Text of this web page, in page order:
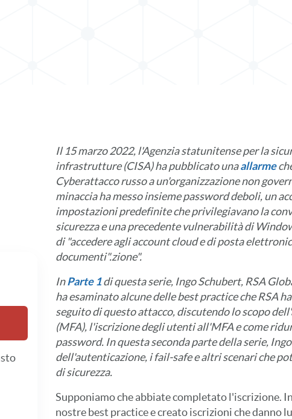
Il 15 marzo 2022, l'Agenzia statunitense per la
infrastrutture (CISA) ha pubblicato unaallarme
Cyberattacco russo a un'organizzazione non
minaccia ha messo insieme password deboli, un
impostazioni predefinite che privilegiavano la
sicurezza e una precedente vulnerabilità di
di "accedere agli account cloud e di posta
documenti".zione".
InParte 1di questa serie, Ingo Schubert, RSA
ha esaminato alcune delle best practice che RSA
seguito di questo attacco, discutendo lo scopo
(MFA), l'iscrizione degli utenti all'MFA e come
password. In questa seconda parte della serie,
dell'autenticazione, i fail-safe e altri scenari che
di sicurezza.
Supponiamo che abbiate completato l'iscrizione.
nostre best practice e creato iscrizioni che danno